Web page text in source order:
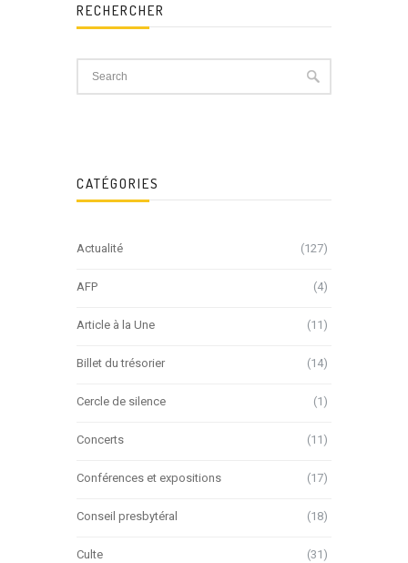
RECHERCHER
CATÉGORIES
Actualité (127)
AFP (4)
Article à la Une (11)
Billet du trésorier (14)
Cercle de silence (1)
Concerts (11)
Conférences et expositions (17)
Conseil presbytéral (18)
Culte (31)